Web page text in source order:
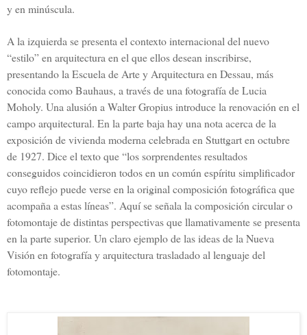
y en minúscula.
A la izquierda se presenta el contexto internacional del nuevo
“estilo” en arquitectura en el que ellos desean inscribirse,
presentando la Escuela de Arte y Arquitectura en Dessau, más
conocida como Bauhaus, a través de una fotografía de Lucia
Moholy. Una alusión a Walter Gropius introduce la renovación en el
campo arquitectural. En la parte baja hay una nota acerca de la
exposición de vivienda moderna celebrada en Stuttgart en octubre
de 1927. Dice el texto que “los sorprendentes resultados
conseguidos coincidieron todos en un común espíritu simplificador
cuyo reflejo puede verse en la original composición fotográfica que
acompaña a estas líneas”. Aquí se señala la composición circular o
fotomontaje de distintas perspectivas que llamativamente se presenta
en la parte superior. Un claro ejemplo de las ideas de la Nueva
Visión en fotografía y arquitectura trasladado al lenguaje del
fotomontaje.